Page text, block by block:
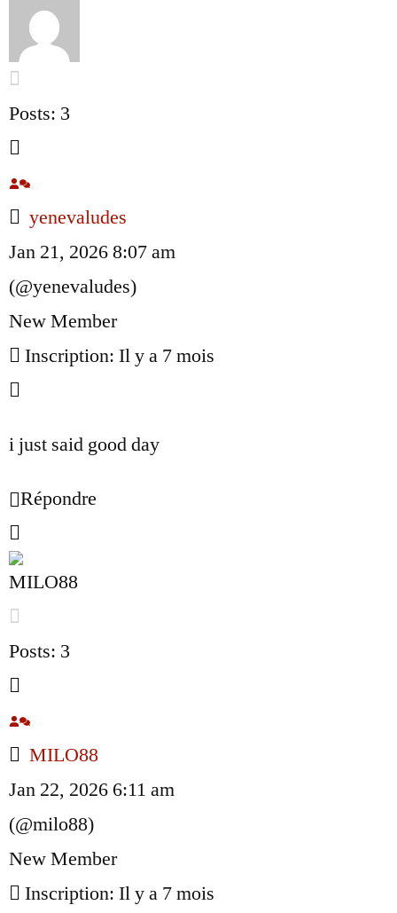
Posts: 3
yenevaludes
Jan 21, 2026 8:07 am
(@yenevaludes)
New Member
Inscription: Il y a 7 mois
i just said good day
Répondre
Posts: 3
MILO88
Jan 22, 2026 6:11 am
(@milo88)
New Member
Inscription: Il y a 7 mois